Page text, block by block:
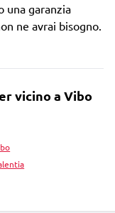
una garanzia
ne avrai bisogno.
vicino a Vibo